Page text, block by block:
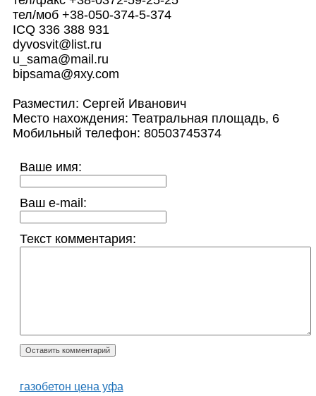
тел/моб +38-050-374-5-374
ICQ 336 388 931
dyvosvit@list.ru
u_sama@mail.ru
bipsama@яху.com
Разместил: Сергей Иванович
Место нахождения: Театральная площадь, 6
Мобильный телефон: 80503745374
Ваше имя:
Ваш e-mail:
Текст комментария:
газобетон цена уфа